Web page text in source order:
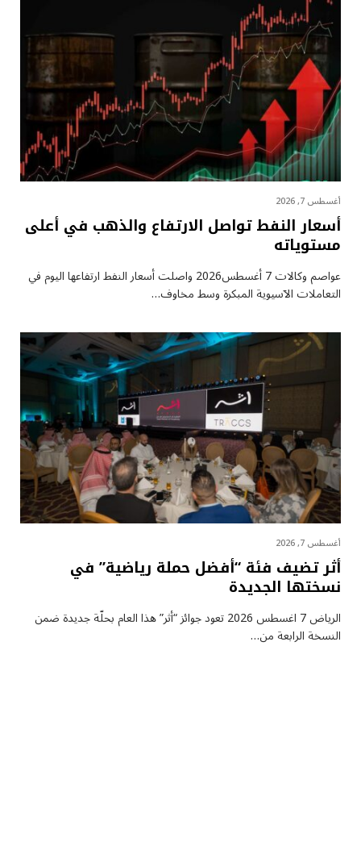
أغسطس 7, 2026
أسعار النفط تواصل الارتفاع والذهب في أعلى
مستوياته
عواصم وكالات 7 أغسطس2026 واصلت أسعار ⁠النفط ارتفاعها اليوم في
التعاملات الآسيوية المبكرة وسط مخاوف…
أغسطس 7, 2026
أثر تضيف فئة “أفضل حملة رياضية” في
نسختها الجديدة
الرياض 7 اغسطس 2026 تعود جوائز “أثر” هذا العام بحلّة جديدة ضمن
النسخة الرابعة من…